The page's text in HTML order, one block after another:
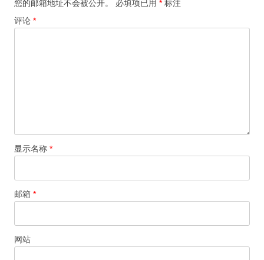
您的邮箱地址不会被公开。 必填项已用 * 标注
评论 *
显示名称 *
邮箱 *
网站